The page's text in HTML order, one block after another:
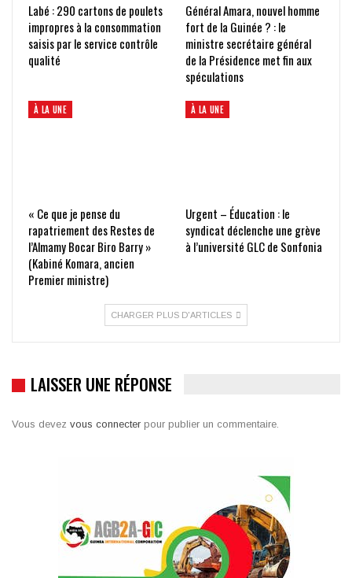
Labé : 290 cartons de poulets
impropres à la consommation
saisis par le service contrôle
qualité
Général Amara, nouvel homme
fort de la Guinée ? : le
ministre secrétaire général
de la Présidence met fin aux
spéculations
À LA UNE
« Ce que je pense du
rapatriement des Restes de
l’Almamy Bocar Biro Barry »
(Kabiné Komara, ancien
Premier ministre)
À LA UNE
Urgent – Éducation : le
syndicat déclenche une grève
à l’université GLC de Sonfonia
CHARGER PLUS D'ARTICLES
LAISSER UNE RÉPONSE
Vous devez vous connecter pour publier un commentaire.